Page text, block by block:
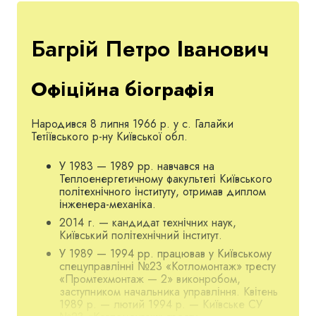
Багрій Петро Іванович
Офіційна біографія
Народився 8 липня 1966 р. у с. Галайки
Тетіївського р-ну Київської обл.
У 1983 — 1989 рр. навчався на
Теплоенергетичному факультеті Київського
політехнічного інституту, отримав диплом
інженера-механіка.
2014 г. — кандидат технічних наук,
Київський політехнічний інститут.
У 1989 — 1994 рр. працював у Київському
спецуправлінні №23 «Котломонтаж» тресту
«Промтехмонтаж — 2» виконробом,
заступником начальника управління. Квітень
1989 р. — лютий 1994 р. — Київське СУ